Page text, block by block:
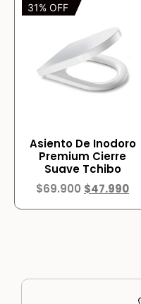
31% OFF
Asiento De Inodoro
Premium Cierre
Suave Tchibo
$69.900 $47.990